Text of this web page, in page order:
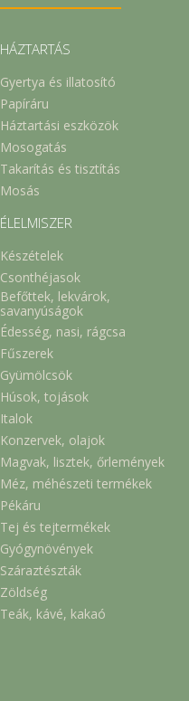
HÁZTARTÁS
Gyertya és illatosító
Papíráru
Háztartási eszközök
Mosogatás
Takarítás és tisztítás
Mosás
ÉLELMISZER
Készételek
Csonthéjasok
Befőttek, lekvárok,
savanyúságok
Édesség, nasi, rágcsa
Fűszerek
Gyümölcsök
Húsok, tojások
Italok
Konzervek, olajok
Magvak, lisztek, őrlemények
Méz, méhészeti termékek
Pékáru
Tej és tejtermékek
Gyógynövények
Száraztészták
Zöldség
Teák, kávé, kakaó